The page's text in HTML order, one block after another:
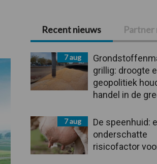
Primaire
Sidebar
Recent nieuws Partner
7 aug
grillig: droogte
geopolitiek
handel in de
7 aug
De speenhuid:
onderschatte
risicofactor